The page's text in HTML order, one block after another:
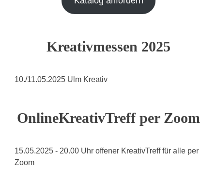
Kreativmessen 2025
10./11.05.2025 Ulm Kreativ
OnlineKreativTreff per Zoom
15.05.2025 - 20.00 Uhr offener KreativTreff für alle per
Zoom